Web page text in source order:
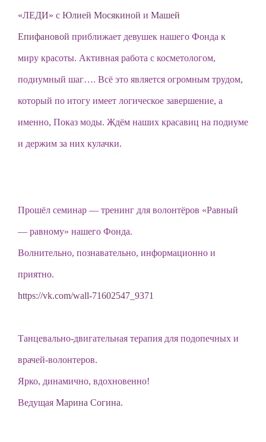
«ЛЕДИ» с Юлией Мосякиной и Машей
Епифановой приближает девушек нашего Фонда к
миру красоты. Активная работа с косметологом,
подиумный шаг…. Всё это является огромным трудом,
который по итогу имеет логическое завершение, а
именно, Показ моды. Ждём наших красавиц на подиуме
и держим за них кулачки.
Прошёл семинар — тренинг для волонтёров «Равный
— равному» нашего Фонда.
Волнительно, познавательно, информационно и
приятно.
https://vk.com/wall-71602547_9371
Танцевально-двигательная терапия для подопечных и
врачей-волонтеров.
Ярко, динамично, вдохновенно!
Ведущая Марина Согина.